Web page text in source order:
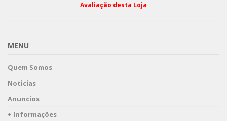
Avaliação desta Loja
MENU
Quem Somos
Noticias
Anuncios
+ Informações